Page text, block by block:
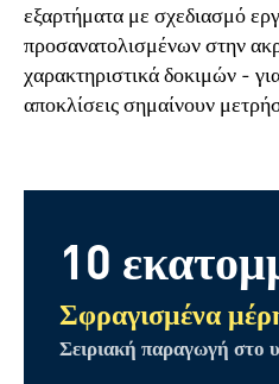
εξαρτήματα με σχεδιασμό
προσανατολισμένων στην
χαρακτηριστικά δοκιμών -
αποκλίσεις σημαίνουν
10
Σφραγισμένα
Σειριακή παραγωγή στο